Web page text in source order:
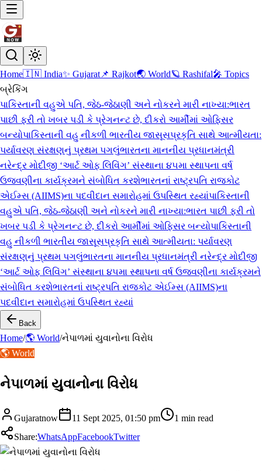
Home🇮🇳 India✨ Gujarat 📌 Rajkot🌏 World🪐 Rashifal🎤 Topics
બ્રેકિંગ
પાકિસ્તાની વહુએ પતિ, જેઠ-જેઠાણી અને નોકરને મારી નાખ્યા:ભારત
પાછી ફરી તો ખબર પડી કે પ્રેગનન્ટ છે, દીકરો આર્મીમાં ઓફિસર
બન્યોપાકિસ્તાની વહુ નીકળી ભારતીય જાસૂસપ્રકૃતિ સાથે આત્મીયતા:
પર્યાવરણ સંરક્ષણનું પ્રથમ પગલુંભારતના માનનીય પ્રધાનમંત્રી
નરેન્દ્ર મોદીજી ‘આર્ટ ઓફ લિવિંગ’ સંસ્થાના ૪૫મા સ્થાપના વર્ષ
ઉજવણીના કાર્યક્રમને સંબોધિત કરશેભારતનાં રાષ્ટ્રપતિ રાજકોટ
એઈમ્સ (AIIMS)ના પદવીદાન સમારોહમાં ઉપસ્થિત રહ્યાંપાકિસ્તાની
વહુએ પતિ, જેઠ-જેઠાણી અને નોકરને મારી નાખ્યા:ભારત પાછી ફરી તો
ખબર પડી કે પ્રેગનન્ટ છે, દીકરો આર્મીમાં ઓફિસર બન્યોપાકિસ્તાની
વહુ નીકળી ભારતીય જાસૂસપ્રકૃતિ સાથે આત્મીયતા: પર્યાવરણ
સંરક્ષણનું પ્રથમ પગલુંભારતના માનનીય પ્રધાનમંત્રી નરેન્દ્ર મોદીજી
‘આર્ટ ઓફ લિવિંગ’ સંસ્થાના ૪૫મા સ્થાપના વર્ષ ઉજવણીના કાર્યક્રમને
સંબોધિત કરશેભારતનાં રાષ્ટ્રપતિ રાજકોટ એઈમ્સ (AIIMS)ના
પદવીદાન સમારોહમાં ઉપસ્થિત રહ્યાં
Back
Home/🌎 World/નેપાળમાં યુવાનોના વિરોધ
🌎 World
નેપાળમાં યુવાનોના વિરોધ
Gujaratnow 11 Sept 2025, 01:50 pm 1 min read
Share:WhatsAppFacebookTwitter